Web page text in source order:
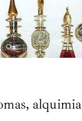
alquimia